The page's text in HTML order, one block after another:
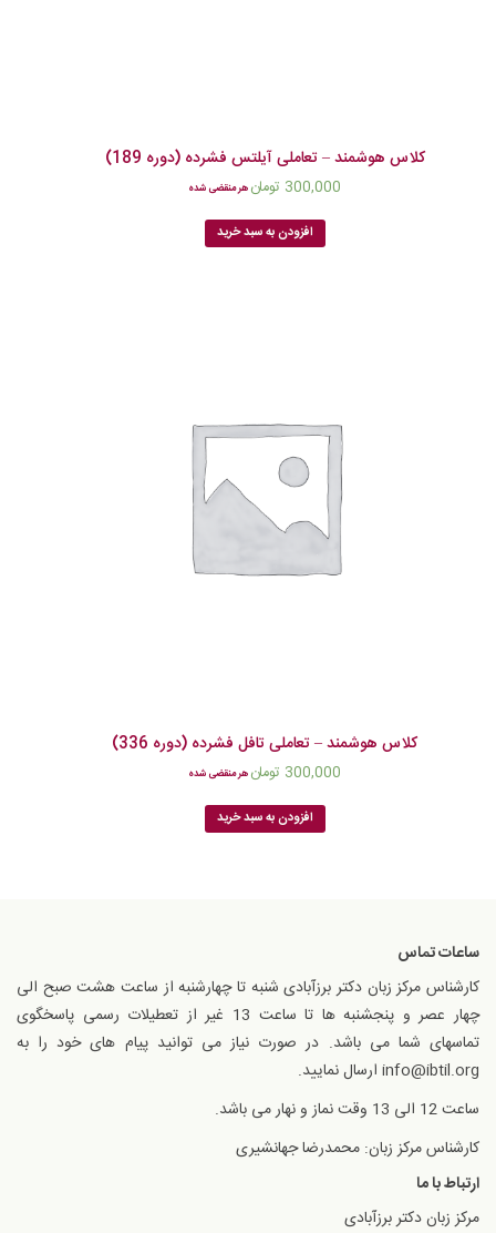
کلاس هوشمند – تعاملی آیلتس فشرده (دوره 189)
300,000 تومان هر منقضی شده
افزودن به سبد خرید
کلاس هوشمند – تعاملی تافل فشرده (دوره 336)
300,000 تومان هر منقضی شده
افزودن به سبد خرید
ساعات تماس
کارشناس مرکز زبان دکتر برزآبادی شنبه تا چهارشنبه از ساعت هشت صبح الی
چهار عصر و پنجشنبه ها تا ساعت 13 غیر از تعطیلات رسمی پاسخگوی
تماسهای شما می باشد. در صورت نیاز می توانید پیام های خود را به
info@ibtil.org ارسال نمایید.
ساعت 12 الی 13 وقت نماز و نهار می باشد.
کارشناس مرکز زبان: محمدرضا جهانشیری
ارتباط با ما
مرکز زبان دکتر برزآبادی